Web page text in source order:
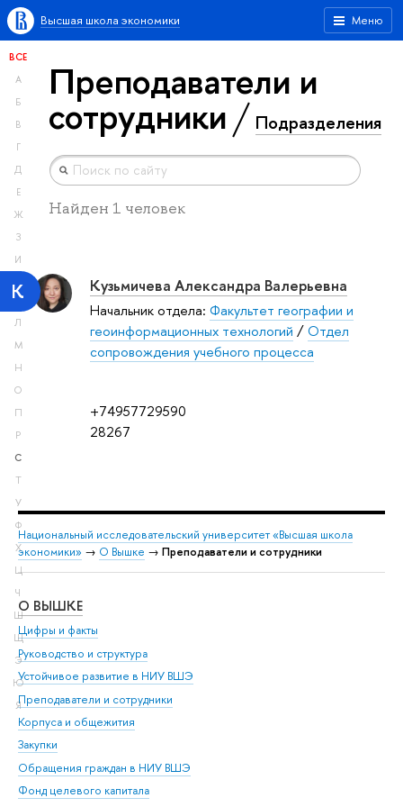
Меню
Высшая школа экономики
ВСЕ
А
Б
В
Г
Д
Е
Ж
З
И
К
Л
М
Н
О
П
Р
С
Т
У
Ф
Х
Ц
Ч
Ш
Щ
Э
Ю
Я
Преподаватели и
сотрудники Подразделения
Найден 1 человек
+74957729590
28267
Кузьмичева Александра Валерьевна
Начальник отдела: Факультет географии и
геоинформационных технологий /Отдел
сопровождения учебного процесса
Национальный исследовательский университет «Высшая школа
экономики» → О Вышке → Преподаватели и сотрудники
О ВЫШКЕ
Цифры и факты
Руководство и структура
Устойчивое развитие в НИУ ВШЭ
Преподаватели и сотрудники
Корпуса и общежития
Закупки
Обращения граждан в НИУ ВШЭ
Фонд целевого капитала